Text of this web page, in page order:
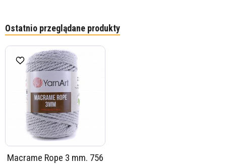
Ostatnio przeglądane produkty
Macrame Rope 3 mm. 756